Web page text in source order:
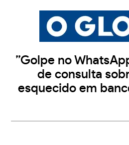
”Golpe no
de consulta
esquecido em